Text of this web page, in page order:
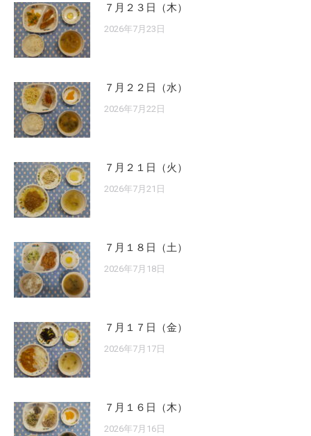
７月２３日（木）
2026年7月23日
７月２２日（水）
2026年7月22日
７月２１日（火）
2026年7月21日
７月１８日（土）
2026年7月18日
７月１７日（金）
2026年7月17日
７月１６日（木）
2026年7月16日